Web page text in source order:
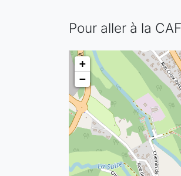
Pour aller à la
+
−